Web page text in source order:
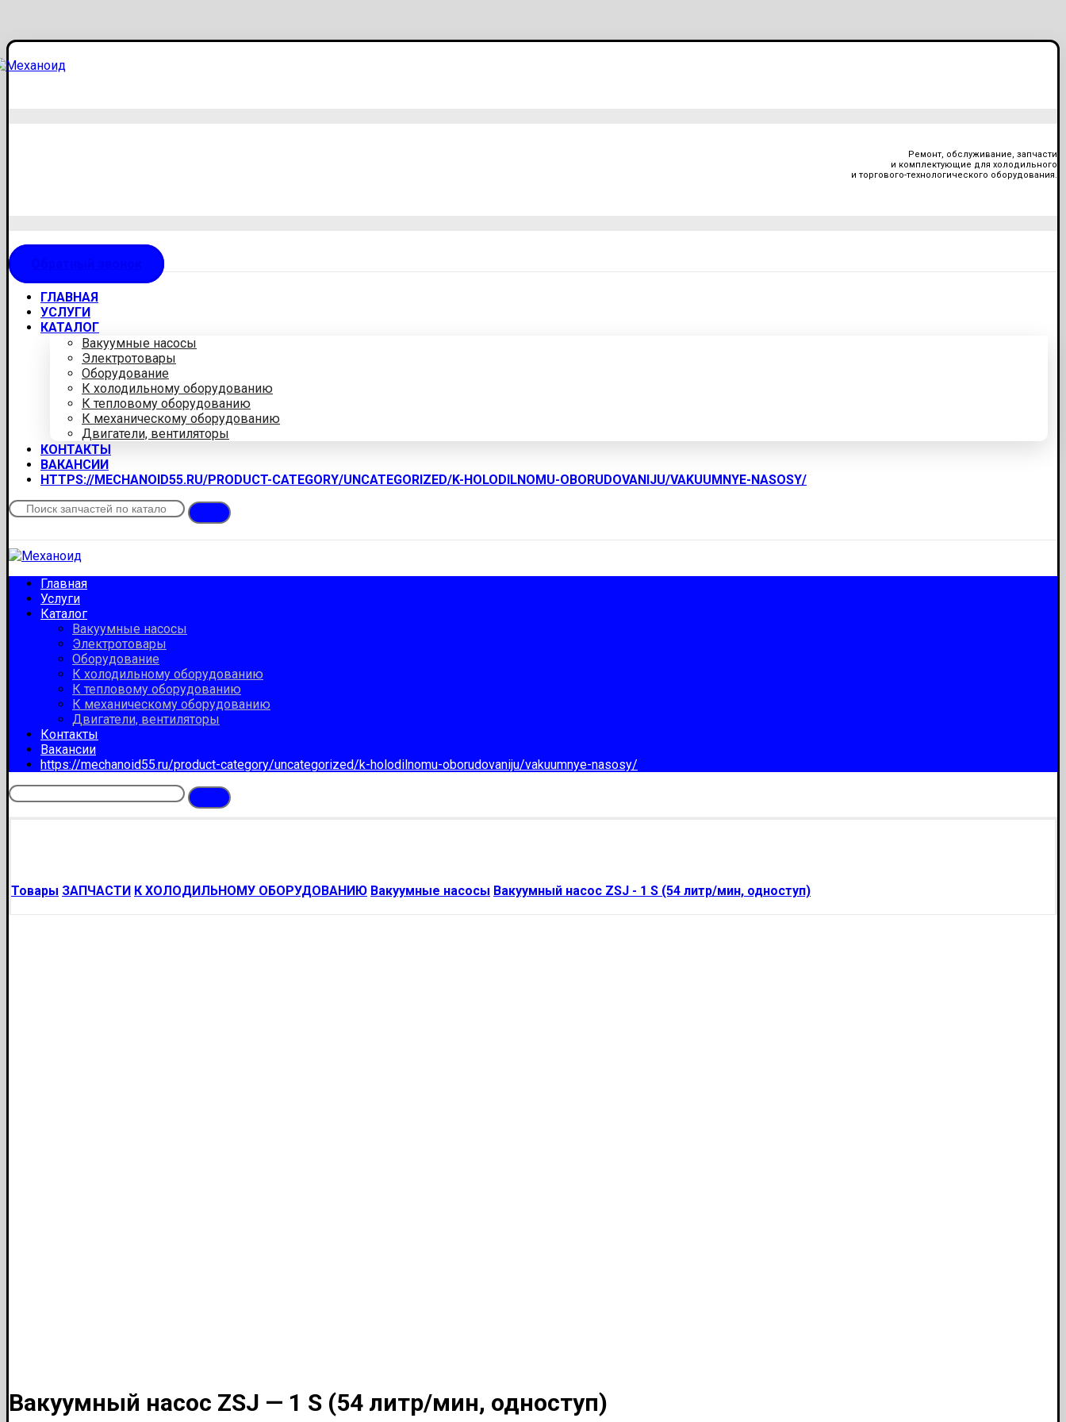
Ремонт, обслуживание, запчасти
и комплектующие для холодильного
и торгового-технологического оборудования.
ГЛАВНАЯ
УСЛУГИ
КАТАЛОГ
Вакуумные насосы
Электротовары
Оборудование
К холодильному оборудованию
К тепловому оборудованию
К механическому оборудованию
Двигатели, вентиляторы
КОНТАКТЫ
ВАКАНСИИ
HTTPS://MECHANOID55.RU/PRODUCT-CATEGORY/UNCATEGORIZED/K-HOLODILNOMU-OBORUDOVANIJU/VAKUUMNYE-NASOSY/
Главная
Услуги
Каталог
Вакуумные насосы
Электротовары
Оборудование
К холодильному оборудованию
К тепловому оборудованию
К механическому оборудованию
Двигатели, вентиляторы
Контакты
Вакансии
https://mechanoid55.ru/product-category/uncategorized/k-holodilnomu-oborudovaniju/vakuumnye-nasosy/
Товары ЗАПЧАСТИ К ХОЛОДИЛЬНОМУ ОБОРУДОВАНИЮ Вакуумные насосы Вакуумный насос ZSJ - 1 S (54 литр/мин, одноступ)
Вакуумный насос ZSJ — 1 S (54 литр/мин, одноступ)